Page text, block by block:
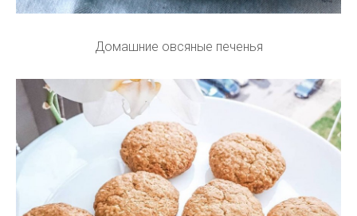
Домашние овсяные печенья